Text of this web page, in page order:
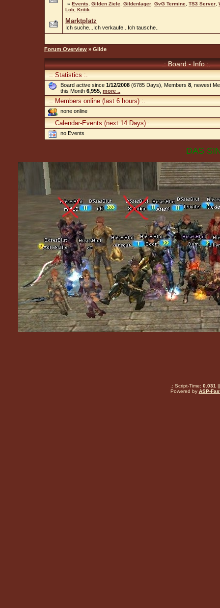
» Events Gilden Ziele Gildenlager GvG Termine TS3 Server
Lob, Kritik
Marktplatz
Ich suche...Ich verkaufe...Ich tausche..
Forum Overview » Gilde
.: Board - Info :.
:: Statistics :.
Board active since 1/12/2008 (6785 Days), Members 8 , newest
this Month 6,955 more ..
:: Members online (last 6 hours) :.
none online
:: Calendar-Events (next 14 Days) :.
no Events
DAS
.: Script-Time: 0.031
Powered by ASP-